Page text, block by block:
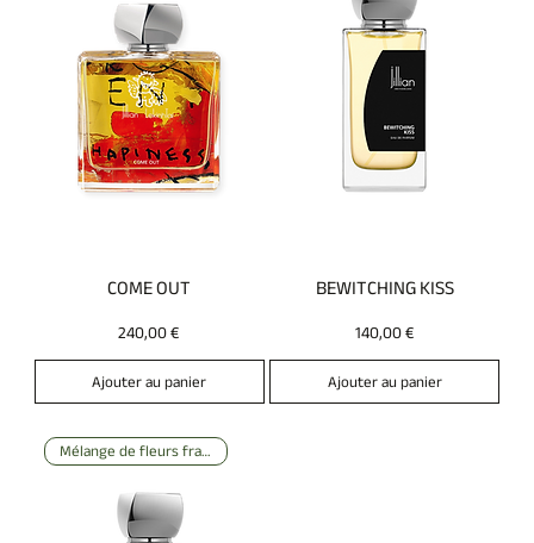
COME OUT
Prix
240,00 €
Ajouter au panier
BEWITCHING KISS
Prix
140,00 €
Ajouter au panier
Mélange de fleurs fraîches